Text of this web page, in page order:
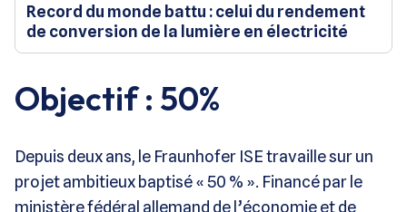
Record du monde battu : celui du rendement
de conversion de la lumière en électricité
Objectif : 50%
Depuis deux ans, le Fraunhofer ISE travaille sur un
projet ambitieux baptisé « 50 % ». Financé par le
ministère fédéral allemand de l’économie et de